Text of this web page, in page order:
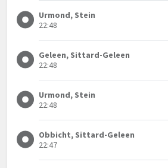
Urmond, Stein
22:48
Geleen, Sittard-Geleen
22:48
Urmond, Stein
22:48
Obbicht, Sittard-Geleen
22:47